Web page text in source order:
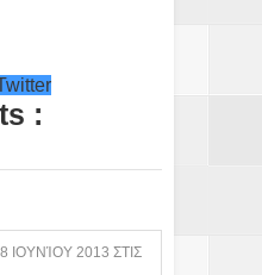
:
8 ΙΟΥΝΊΟΥ 2013 ΣΤΙΣ